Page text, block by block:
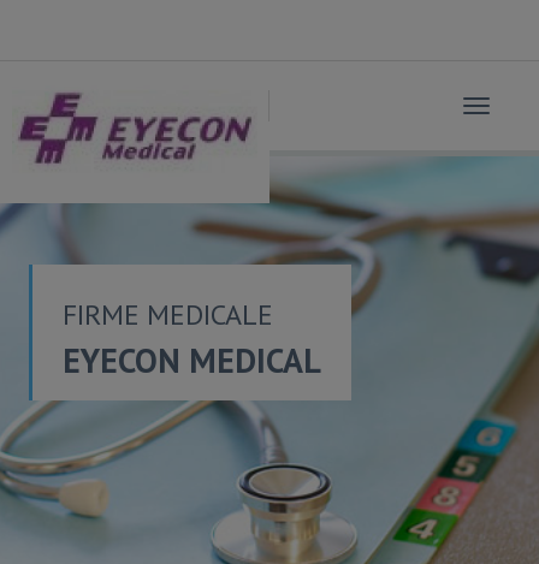
Toggle
FIRME MEDICALE
EYECON MEDICAL